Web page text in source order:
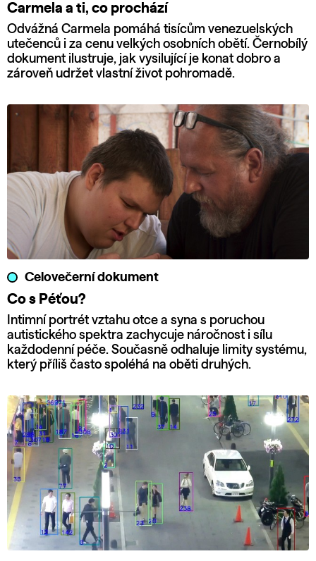
Carmela a ti, co prochází
Odvážná Carmela pomáhá tisícům venezuelských
utečenců i za cenu velkých osobních obětí. Černobílý
dokument ilustruje, jak vysilující je konat dobro a
zároveň udržet vlastní život pohromadě.
Celovečerní dokument
Co s Péťou?
Intimní portrét vztahu otce a syna s poruchou
autistického spektra zachycuje náročnost i sílu
každodenní péče. Současně odhaluje limity systému,
který příliš často spoléhá na oběti druhých.